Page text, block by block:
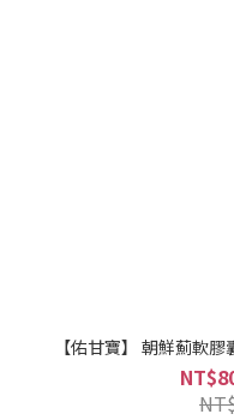
【佑甘寶】 朝鮮薊軟